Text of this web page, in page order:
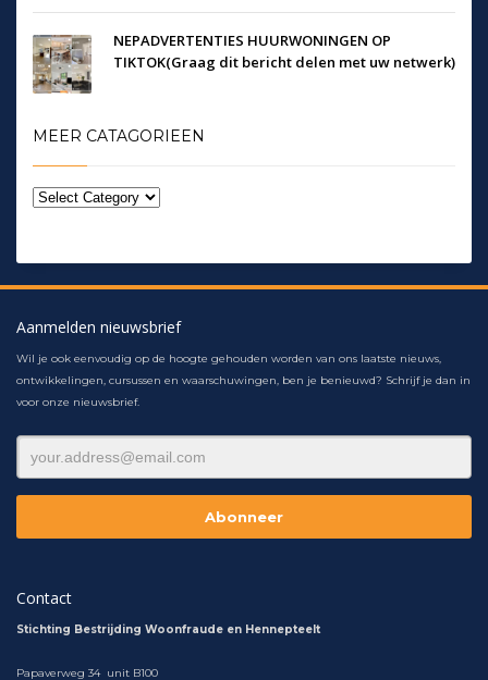
NEPADVERTENTIES HUURWONINGEN OP
TIKTOK(Graag dit bericht delen met uw netwerk)
MEER CATAGORIEEN
Aanmelden nieuwsbrief
Wil je ook eenvoudig op de hoogte gehouden worden van ons laatste nieuws,
ontwikkelingen, cursussen en waarschuwingen, ben je benieuwd? Schrijf je dan in
voor onze nieuwsbrief.
Contact
Stichting Bestrijding Woonfraude en Hennepteelt
Papaverweg 34 unit B100